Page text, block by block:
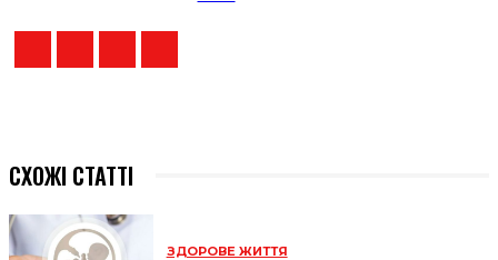
СХОЖІ СТАТТІ
ЗДОРОВЕ ЖИТТЯ